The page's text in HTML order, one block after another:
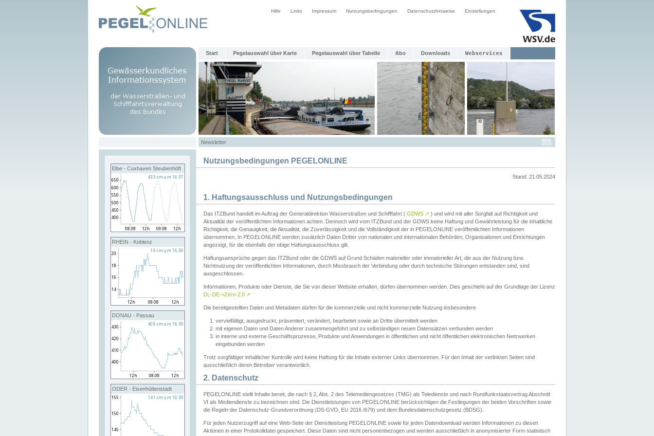
Hilfe Links Impressum Nutzungsbedingungen Datenschutzhinweise Einstellungen
Start Pegelauswahl über Karte Pegelauswahl über Tabelle Abo Downloads Webservices
Newsletter
Elbe - Cuxhaven Steubenhöft
RHEIN - Koblenz
DONAU - Passau
ODER - Eisenhüttenstadt
Nutzungsbedingungen PEGELONLINE
Stand: 21.05.2024
1. Haftungsausschluss und Nutzungsbedingungen
Das ITZBund handelt im Auftrag der Generaldirektion Wasserstraßen und Schifffahrt ( GDWS ↗ ) und wird mit aller Sorgfalt auf Richtigkeit und
Aktualität der veröffentlichten Informationen achten. Dennoch wird vom ITZBund und der GDWS keine Haftung und Gewährleistung für die inhaltliche
Richtigkeit, die Genauigkeit, die Aktualität, die Zuverlässigkeit und die Vollständigkeit der in PEGELONLINE veröffentlichten Informationen
übernommen. In PEGELONLINE werden zusätzlich Daten Dritter von nationalen und internationalen Behörden, Organisationen und Einrichtungen
angezeigt, für die ebenfalls der obige Haftungsausschluss gilt.
Haftungsansprüche gegen das ITZBund oder die GDWS auf Grund Schäden materieller oder immaterieller Art, die aus der Nutzung bzw.
Nichtnutzung der veröffentlichten Informationen, durch Missbrauch der Verbindung oder durch technische Störungen entstanden sind, sind
ausgeschlossen.
Informationen, Produkte oder Dienste, die Sie von dieser Website erhalten, dürfen übernommen werden. Dies geschieht auf der Grundlage der Lizenz
DL-DE->Zero-2.0 ↗
Die bereitgestellten Daten und Metadaten dürfen für die kommerzielle und nicht kommerzielle Nutzung insbesondere
vervielfältigt, ausgedruckt, präsentiert, verändert, bearbeitet sowie an Dritte übermittelt werden
mit eigenen Daten und Daten Anderer zusammengeführt und zu selbständigen neuen Datensätzen verbunden werden
in interne und externe Geschäftsprozesse, Produkte und Anwendungen in öffentlichen und nicht öffentlichen elektronischen Netzwerken
eingebunden werden
Trotz sorgfältiger inhaltlicher Kontrolle wird keine Haftung für die Inhalte externer Links übernommen. Für den Inhalt der verlinkten Seiten sind
ausschließlich deren Betreiber verantwortlich.
2. Datenschutz
PEGELONLINE stellt Inhalte bereit, die nach § 2, Abs. 2 des Telemediengesetzes (TMG) als Teledienste und nach Rundfunkstaatsvertrag Abschnitt
VI als Mediendienste zu bezeichnen sind. Die Dienstleistungen von PEGELONLINE berücksichtigen die Festlegungen der beiden Vorschriften sowie
die Regeln der Datenschutz-Grundverordnung (DS-GVO, EU 2016 /679) und dem Bundesdatenschutzgesetz (BDSG).
Für jeden Nutzerzugriff auf eine Web-Seite der Dienstleistung PEGELONLINE sowie für jeden Datendownload werden Informationen zu diesen
Aktionen in einer Protokolldatei gespeichert. Diese Daten sind nicht personenbezogen und werden ausschließlich in anonymisierter Form statistisch